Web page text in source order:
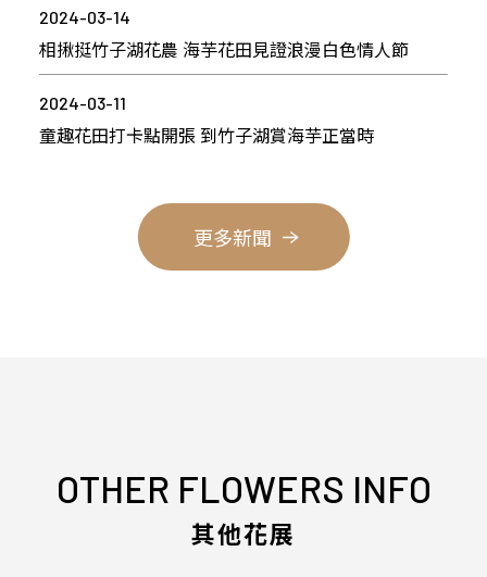
2024-03-14
相揪挺竹子湖花農 海芋花田見證浪漫白色情人節
2024-03-11
童趣花田打卡點開張 到竹子湖賞海芋正當時
更多新聞
OTHER FLOWERS INFO
其他花展